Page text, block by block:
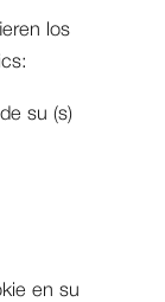
los
su (s)
en su